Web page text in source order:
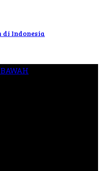
di Indonesia